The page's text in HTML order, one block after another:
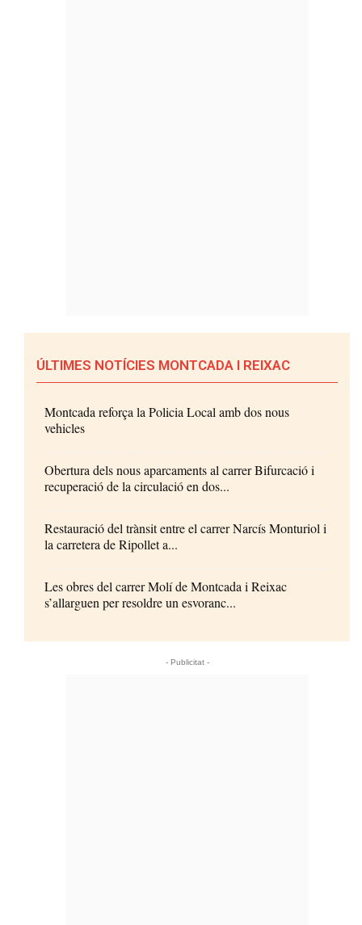
ÚLTIMES NOTÍCIES MONTCADA I REIXAC
Montcada reforça la Policia Local amb dos nous
vehicles
Obertura dels nous aparcaments al carrer Bifurcació i
recuperació de la circulació en dos...
Restauració del trànsit entre el carrer Narcís Monturiol i
la carretera de Ripollet a...
Les obres del carrer Molí de Montcada i Reixac
s’allarguen per resoldre un esvoranc...
- Publicitat -